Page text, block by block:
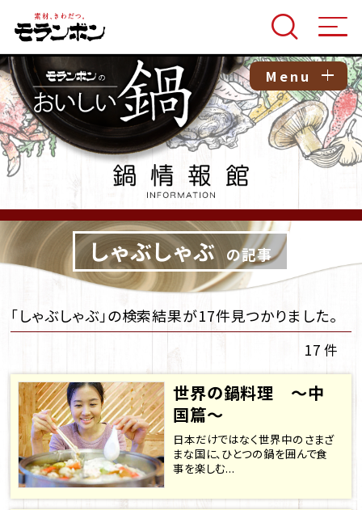
Menu
しゃぶしゃぶ の記事
「しゃぶしゃぶ」の検索結果が17件見つかりました。
17 件
世界の鍋料理 ～中
国篇～
日本だけではなく世界中のさまざ
まな国に、ひとつの鍋を囲んで食
事を楽しむ...